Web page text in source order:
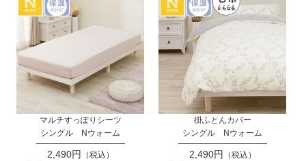
マルチすっぽりシーツ
シングル Nウォーム
2,490円
（税込）
掛ふとんカバー
シングル Nウォーム
2,490円
（税込）